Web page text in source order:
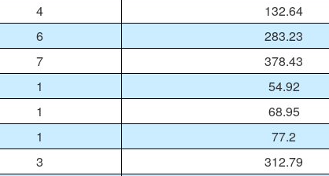
4 132.64
6 283.23
7 378.43
1 54.92
1 68.95
1 77.2
3 312.79